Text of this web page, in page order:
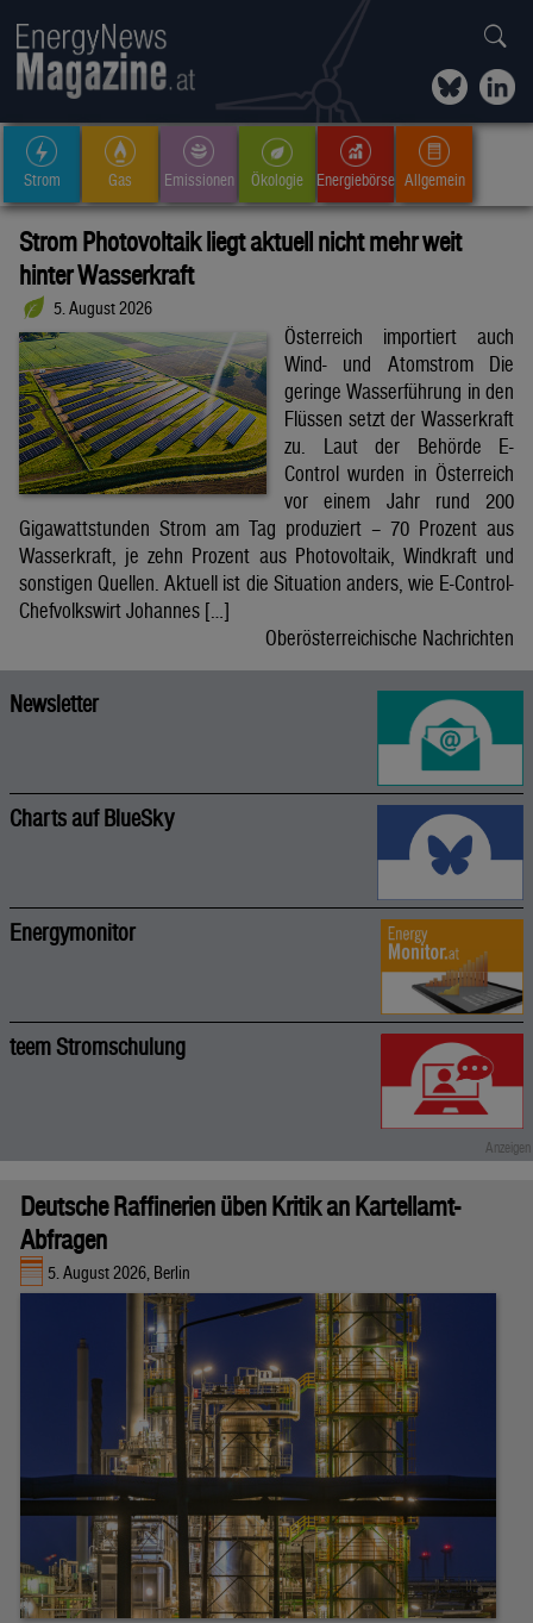
Strom Gas Emissionen Ökologie Energiebörse Allgemein
Strom Photovoltaik liegt aktuell nicht mehr weit
hinter Wasserkraft
5. August 2026
Österreich importiert auch
Wind- und Atomstrom Die
geringe Wasserführung in den
Flüssen setzt der Wasserkraft
zu. Laut der Behörde E-
Control wurden in Österreich
vor einem Jahr rund 200
Gigawattstunden Strom am Tag produziert – 70 Prozent aus
Wasserkraft, je zehn Prozent aus Photovoltaik, Windkraft und
sonstigen Quellen. Aktuell ist die Situation anders, wie E-Control-
Chefvolkswirt Johannes […]
Oberösterreichische Nachrichten
Newsletter
Charts auf BlueSky
Energymonitor
teem Stromschulung
Deutsche Raffinerien üben Kritik an Kartellamt-
Abfragen
5. August 2026, Berlin